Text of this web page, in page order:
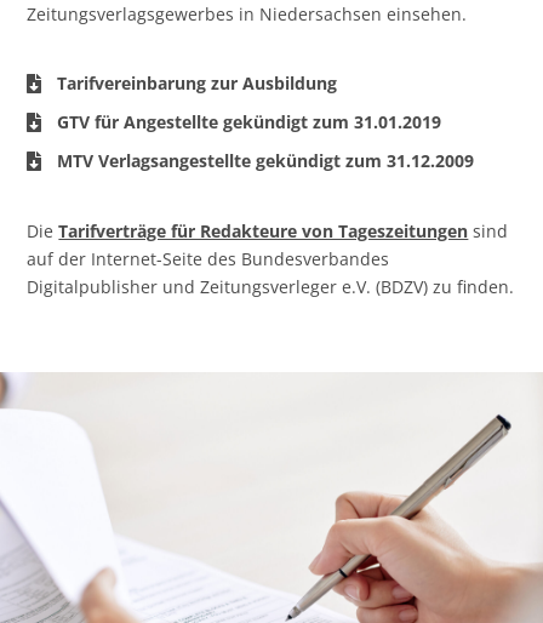
Zeitungsverlagsgewerbes in Niedersachsen einsehen.
Tarifvereinbarung zur Ausbildung
GTV für Angestellte gekündigt zum 31.01.2019
MTV Verlagsangestellte gekündigt zum 31.12.2009
DieTarifverträge für Redakteure von Tageszeitungen sind
auf der Internet-Seite des Bundesverbandes
Digitalpublisher und Zeitungsverleger e.V. (BDZV) zu finden.